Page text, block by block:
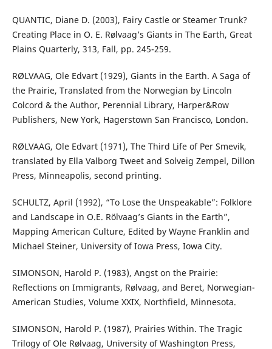
QUANTIC, Diane D. (2003), Fairy Castle or Steamer Trunk?
Creating Place in O. E. Rølvaag’s Giants in The Earth, Great
Plains Quarterly, 313, Fall, pp. 245-259.
RØLVAAG, Ole Edvart (1929), Giants in the Earth. A Saga of
the Prairie, Translated from the Norwegian by Lincoln
Colcord & the Author, Perennial Library, Harper&Row
Publishers, New York, Hagerstown San Francisco, London.
RØLVAAG, Ole Edvart (1971), The Third Life of Per Smevik,
translated by Ella Valborg Tweet and Solveig Zempel, Dillon
Press, Minneapolis, second printing.
SCHULTZ, April (1992), “To Lose the Unspeakable”: Folklore
and Landscape in O.E. Rölvaag’s Giants in the Earth”,
Mapping American Culture, Edited by Wayne Franklin and
Michael Steiner, University of Iowa Press, Iowa City.
SIMONSON, Harold P. (1983), Angst on the Prairie:
Reflections on Immigrants, Rølvaag, and Beret, Norwegian-
American Studies, Volume XXIX, Northfield, Minnesota.
SIMONSON, Harold P. (1987), Prairies Within. The Tragic
Trilogy of Ole Rølvaag, University of Washington Press,